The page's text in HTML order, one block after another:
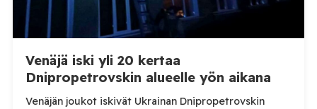
Venäjä iski yli 20 kertaa
Dnipropetrovskin alueelle yön aikana
Venäjän joukot iskivät Ukrainan Dnipropetrovskin